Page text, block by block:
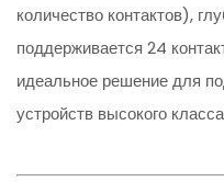
количество контактов),
поддерживается 24
идеальное решение для
устройств высокого